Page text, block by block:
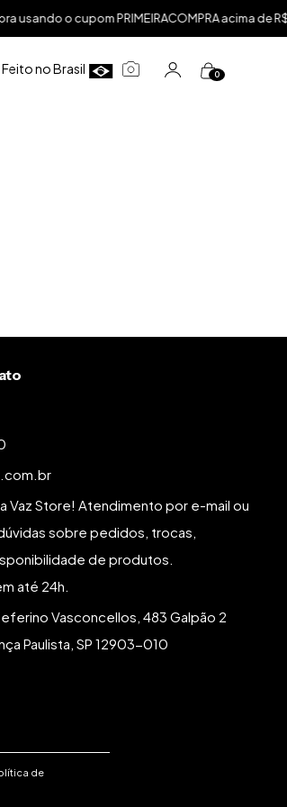
usando o cupom PRIMEIRACOMPRA acima de
Feito no Brasil 0
Vaz Store! Atendimento por e-mail ou
sobre pedidos, trocas,
de produtos.
até 24h.
Vasconcellos, 483 Galpão 2
Paulista, SP 12903-010
de